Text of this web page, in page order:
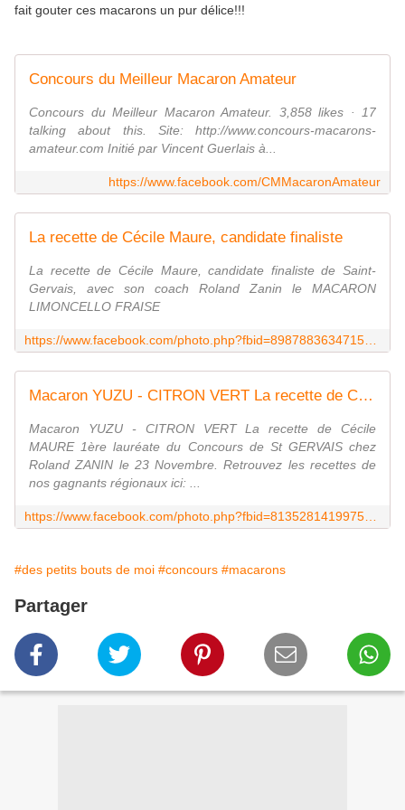
fait gouter ces macarons un pur délice!!!
Concours du Meilleur Macaron Amateur
Concours du Meilleur Macaron Amateur. 3,858 likes · 17
talking about this. Site: http://www.concours-macarons-
amateur.com Initié par Vincent Guerlais à...
https://www.facebook.com/CMMacaronAmateur
La recette de Cécile Maure, candidate finaliste
La recette de Cécile Maure, candidate finaliste de Saint-
Gervais, avec son coach Roland Zanin le MACARON
LIMONCELLO FRAISE
Macaron YUZU - CITRON VERT La recette de Cécile
Macaron YUZU - CITRON VERT La recette de Cécile
MAURE 1ère lauréate du Concours de St GERVAIS chez
Roland ZANIN le 23 Novembre. Retrouvez les recettes de
nos gagnants régionaux ici: ...
#des petits bouts de moi #concours #macarons
Partager